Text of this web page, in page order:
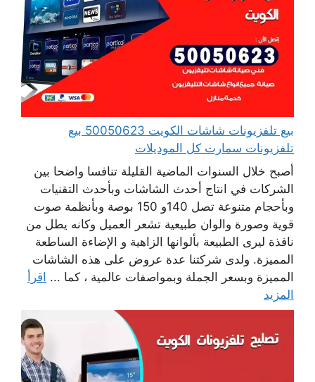
بيع تلفزيونات شاشات الكويت 50050623 بيع
تلفزيونات سمارت كل الموديلات
أصبح خلال السنوات الماضية القليلة تنافسا واضحا بين
الشركات في انتاج أحدث الشاشات وبأحدث التقنيات
وبأحجام متنوعة تصل 140و 150 بوصة وبأنظمة صوت
قوية وصورة والوان طبيعية تشعر العميل وكانه يطل من
نافذة ليرى الطبيعة بألوانها الزاهية و الإضاءة الساطعة
المميزة. ولدى شركتنا عدة عروض على هذه الشاشات
المميزة وبسعر الجملة وبمواصفات عالمية ، كما ... اقرأ
المزيد